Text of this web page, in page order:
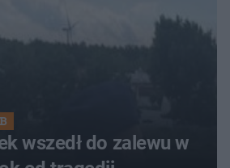
wszedł do zalewu w